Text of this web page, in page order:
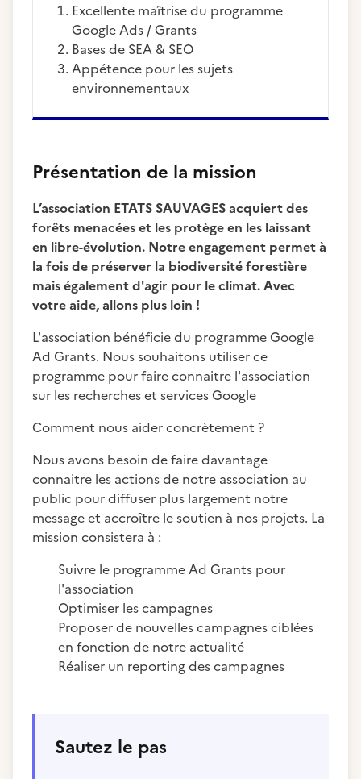
Excellente maîtrise du programme
Google Ads / Grants
Bases de SEA & SEO
Appétence pour les sujets
environnementaux
Présentation de la mission
L’association ETATS SAUVAGES acquiert des
forêts menacées et les protège en les laissant
en libre-évolution. Notre engagement permet à
la fois de préserver la biodiversité forestière
mais également d'agir pour le climat. Avec
votre aide, allons plus loin !
L'association bénéficie du programme Google
Ad Grants. Nous souhaitons utiliser ce
programme pour faire connaitre l'association
sur les recherches et services Google
Comment nous aider concrètement ?
Nous avons besoin de faire davantage
connaitre les actions de notre association au
public pour diffuser plus largement notre
message et accroître le soutien à nos projets. La
mission consistera à :
Suivre le programme Ad Grants pour
l'association
Optimiser les campagnes
Proposer de nouvelles campagnes ciblées
en fonction de notre actualité
Réaliser un reporting des campagnes
Sautez le pas